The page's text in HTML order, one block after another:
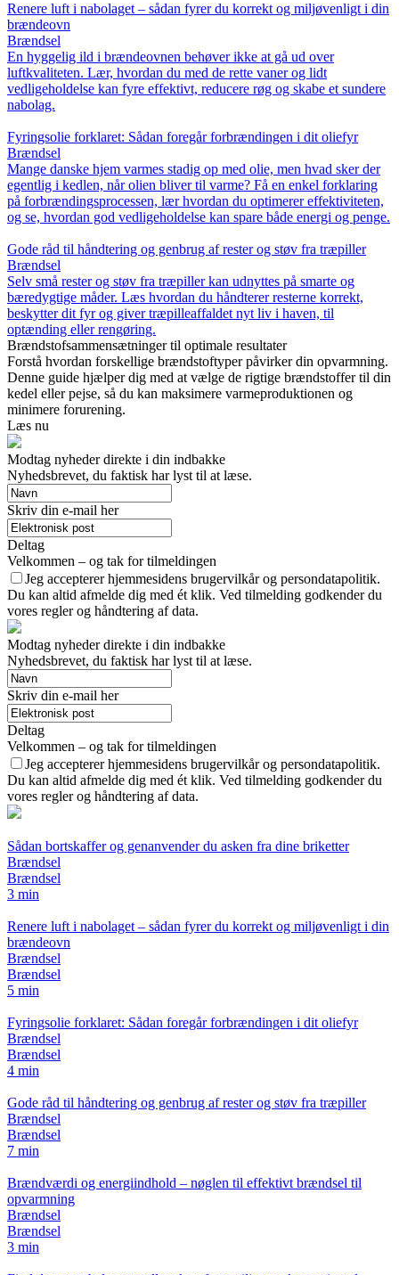
Renere luft i nabolaget – sådan fyrer du korrekt og miljøvenligt i din
brændeovn
Brændsel
En hyggelig ild i brændeovnen behøver ikke at gå ud over
luftkvaliteten. Lær, hvordan du med de rette vaner og lidt
vedligeholdelse kan fyre effektivt, reducere røg og skabe et sundere
nabolag.
Fyringsolie forklaret: Sådan foregår forbrændingen i dit oliefyr
Brændsel
Mange danske hjem varmes stadig op med olie, men hvad sker der
egentlig i kedlen, når olien bliver til varme? Få en enkel forklaring
på forbrændingsprocessen, lær hvordan du optimerer effektiviteten,
og se, hvordan god vedligeholdelse kan spare både energi og penge.
Gode råd til håndtering og genbrug af rester og støv fra træpiller
Brændsel
Selv små rester og støv fra træpiller kan udnyttes på smarte og
bæredygtige måder. Læs hvordan du håndterer resterne korrekt,
beskytter dit fyr og giver træpilleaffaldet nyt liv i haven, til
optænding eller rengøring.
Brændstofsammensætninger til optimale resultater
Forstå hvordan forskellige brændstoftyper påvirker din opvarmning.
Denne guide hjælper dig med at vælge de rigtige brændstoffer til din
kedel eller pejse, så du kan maksimere varmeproduktionen og
minimere forurening.
Læs nu
Modtag nyheder direkte i din indbakke
Nyhedsbrevet, du faktisk har lyst til at læse.
Skriv din e-mail her
Deltag
Velkommen – og tak for tilmeldingen
Jeg accepterer hjemmesidens brugervilkår og persondatapolitik.
Du kan altid afmelde dig med ét klik. Ved tilmelding godkender du
vores regler og håndtering af data.
Modtag nyheder direkte i din indbakke
Nyhedsbrevet, du faktisk har lyst til at læse.
Skriv din e-mail her
Deltag
Velkommen – og tak for tilmeldingen
Jeg accepterer hjemmesidens brugervilkår og persondatapolitik.
Du kan altid afmelde dig med ét klik. Ved tilmelding godkender du
vores regler og håndtering af data.
Sådan bortskaffer og genanvender du asken fra dine briketter
Brændsel
Brændsel
3 min
Renere luft i nabolaget – sådan fyrer du korrekt og miljøvenligt i din
brændeovn
Brændsel
Brændsel
5 min
Fyringsolie forklaret: Sådan foregår forbrændingen i dit oliefyr
Brændsel
Brændsel
4 min
Gode råd til håndtering og genbrug af rester og støv fra træpiller
Brændsel
Brændsel
7 min
Brændværdi og energiindhold – nøglen til effektivt brændsel til
opvarmning
Brændsel
Brændsel
3 min